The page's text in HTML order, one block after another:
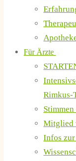
Für Ärzte
Rimkus-
Mitglied
Infos